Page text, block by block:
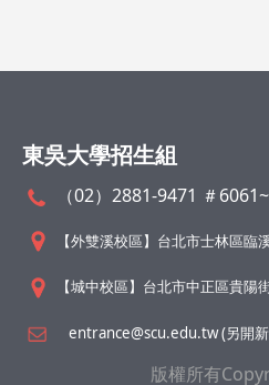
東吳大學招生組
（02）2881-9471 ＃
【外雙溪校區】台北市士林區臨
【城中校區】台北市中正區貴陽
entrance@scu.edu.tw (另開
版權所有